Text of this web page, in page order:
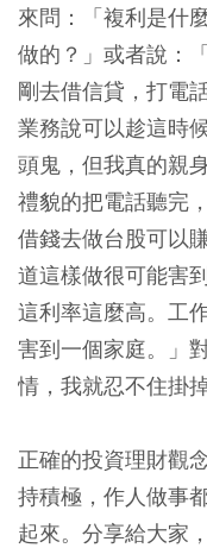
來問：「複利是什
做的？」或者說：
剛去借信貸，打電
業務說可以趁這時
頭鬼，但我真的親
禮貌的把電話聽完
借錢去做台股可以
道這樣做很可能害
這利率這麼高。工
害到一個家庭。」
情，我就忍不住掛
正確的投資理財觀
持積極，作人做事
起來。分享給大家